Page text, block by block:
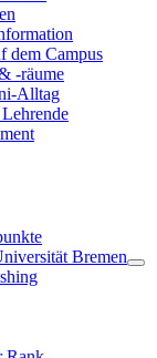
dem Campus
-räume
Alltag
Bremen